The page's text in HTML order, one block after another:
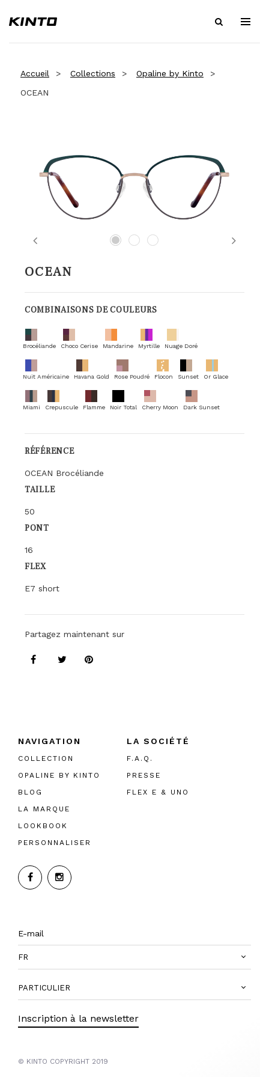
Accueil Collections
Opaline by Kinto
OCEAN
Previous Next
OCEAN
COMBINAISONS DE COULEURS
Brocéliande Choco Cerise Mandarine Myrtille Nuage Doré
Nuit Américaine Havana Gold Rose Poudré Flocon Sunset Or Glace
Miami Crepuscule Flamme Noir Total Cherry Moon Dark Sunset
RÉFÉRENCE
OCEAN Brocéliande
TAILLE
50
PONT
16
FLEX
E7 short
Partagez maintenant sur
NAVIGATION
COLLECTION
OPALINE BY KINTO
BLOG
LA MARQUE
LOOKBOOK
PERSONNALISER
LA SOCIÉTÉ
F.A.Q.
PRESSE
FLEX E & UNO
FR
PARTICULIER
Inscription à la newsletter
© KINTO COPYRIGHT 2019